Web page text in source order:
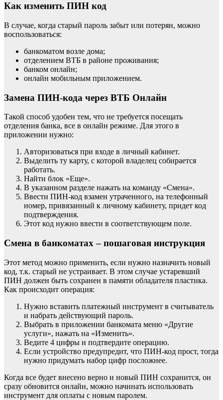
Как изменить ПИН код
В случае, когда старый пароль забыт или потерян, можно
воспользоваться:
банкоматом возле дома;
отделением ВТБ в районе проживания;
банком онлайн;
онлайн мобильным приложением.
Замена ПИН-кода через ВТБ Онлайн
Такой способ удобен тем, что не требуется посещать
отделения банка, все в онлайн режиме. Для этого в
приложении нужно:
Авторизоваться при входе в личный кабинет.
Выделить ту карту, с которой владелец собирается
работать.
Найти блок «Еще».
В указанном разделе нажать на команду «Смена».
Ввести ПИН-код взамен утраченного, на телефонный
номер, привязанный к личному кабинету, придет код
подтверждения.
Этот код нужно ввести в соответствующем поле.
Смена в банкоматах – пошаговая инструкция
Этот метод можно применить, если нужно назначить новый
код, т.к. старый не устраивает. В этом случае устаревший
ПИН должен быть сохранен в памяти обладателя пластика.
Как происходит операция:
Нужно вставить платежный инструмент в считыватель
и набрать действующий пароль.
Выбрать в приложении банкомата меню «Другие
услуги», нажать на «Изменить».
Ведите 4 цифры и подтвердите операцию.
Если устройство предупредит, что ПИН-код прост, тогда
нужно придумать набор цифр посложнее.
Когда все будет внесено верно и новый ПИН сохранится, он
сразу обновится онлайн, можно начинать использовать
инструмент для оплаты с новым паролем.